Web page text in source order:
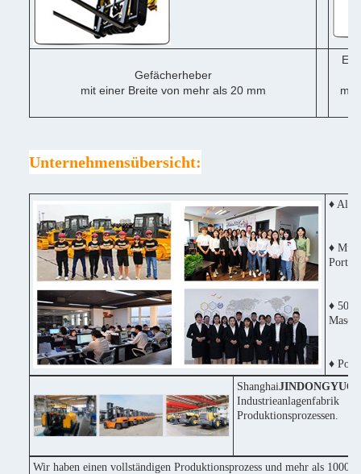
Gefächerheber
mit einer Breite von mehr als 20 mm
mit
Unternehmensübersicht:
♦ Alle
♦
♦ 50%
♦
ShanghaiJINDONGYU
Produktionsprozessen.
Wir haben einen vollständigen Produktionsprozess und mehr als 1000